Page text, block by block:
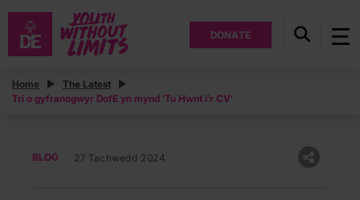
DONATE
Home
The Latest
Tri o gyfranogwyr DofE yn mynd ‘Tu Hwnt i’r CV’
BLOG 27 Tachwedd 2024